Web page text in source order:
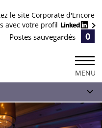
le site Corporate d'Encore
avec votre profil
Postes sauvegardés 0
MENU